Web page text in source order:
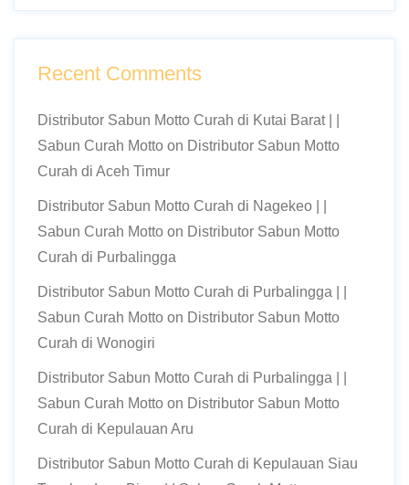
Recent Comments
Distributor Sabun Motto Curah di Kutai Barat | |
Sabun Curah Motto on Distributor Sabun Motto
Curah di Aceh Timur
Distributor Sabun Motto Curah di Nagekeo | |
Sabun Curah Motto on Distributor Sabun Motto
Curah di Purbalingga
Distributor Sabun Motto Curah di Purbalingga | |
Sabun Curah Motto on Distributor Sabun Motto
Curah di Wonogiri
Distributor Sabun Motto Curah di Purbalingga | |
Sabun Curah Motto on Distributor Sabun Motto
Curah di Kepulauan Aru
Distributor Sabun Motto Curah di Kepulauan Siau